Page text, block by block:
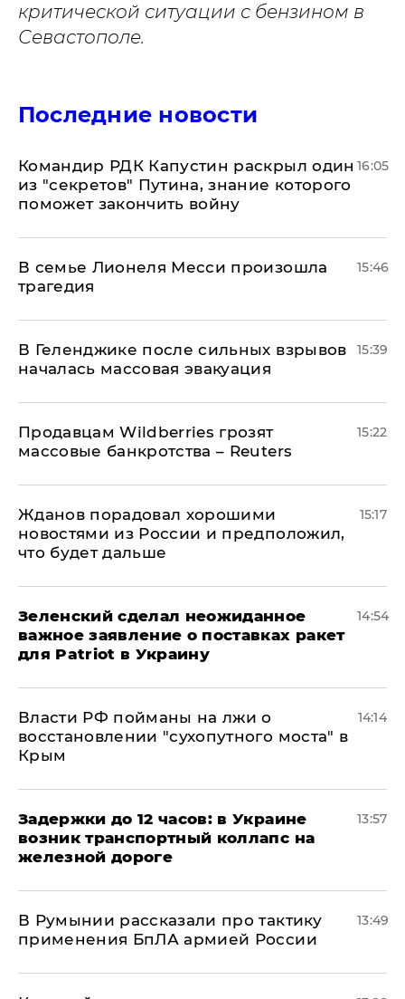
критической ситуации с бензином в
Севастополе.
Последние новости
Командир РДК Капустин раскрыл один
из "секретов" Путина, знание которого
поможет закончить войну
16:05
В семье Лионеля Месси произошла
трагедия
15:46
В Геленджике после сильных взрывов
началась массовая эвакуация
15:39
Продавцам Wildberries грозят
массовые банкротства – Reuters
15:22
Жданов порадовал хорошими
новостями из России и предположил,
что будет дальше
15:17
Зеленский сделал неожиданное
важное заявление о поставках ракет
для Patriot в Украину
14:54
Власти РФ пойманы на лжи о
восстановлении "сухопутного моста" в
Крым
14:14
Задержки до 12 часов: в Украине
возник транспортный коллапс на
железной дороге
13:57
В Румынии рассказали про тактику
применения БпЛА армией России
13:49